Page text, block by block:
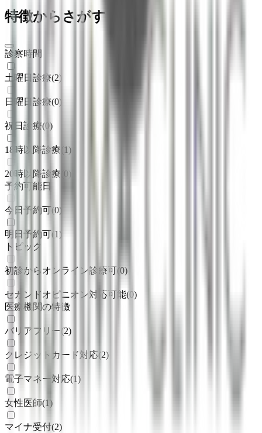
特徴からさがす
診察時間
土曜日診療(2)
日曜日診療(0)
祝日診療(0)
18時以降診療 (1)
20時以降診療 0)
予約可能日
今日予約可(0)
明日予約可(1)
トピック
初診からオンライン診療可(0)
セカンドオピニオン対応可能(0)
医療機関の特徴
バリアフリー(2)
クレジットカード対応(2)
電子マネー対応(1)
女性医師(1)
マイナ受付(2)